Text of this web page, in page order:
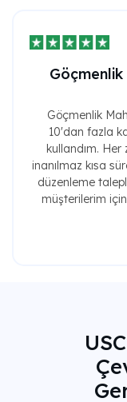
Göçmenlik
10'dan fazla
kullandım.
inanılmaz kısa
düzenleme
müşterilerim için